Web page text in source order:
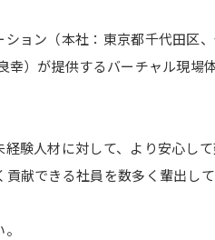
ョン（本社：東京都千代田
幸）が提供するバーチャル現
験人材に対して、より安心し
献できる社員を数多く輩出して